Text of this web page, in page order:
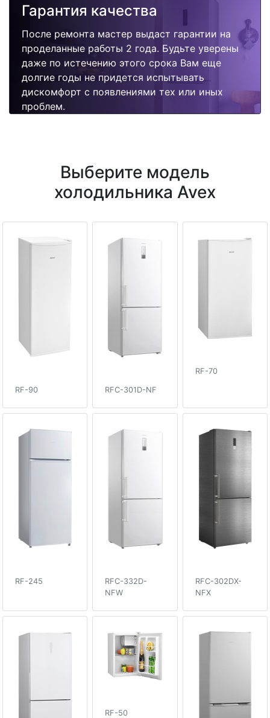
Гарантия качества
После ремонта мастер выдаст гарантии на
проделанные работы 2 года. Будьте уверены
даже по истечению этого срока Вам еще
долгие годы не придется испытывать
дискомфорт с появлениями тех или иных
проблем.
Выберите модель
холодильника Avex
RF-90 RFC-301D-NF
RF-70
RF-245
RFC-332D-
NFW
RFC-302DX-
NFX
RF-50